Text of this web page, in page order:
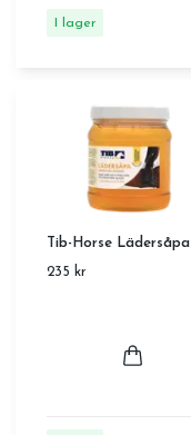
I lager
Tib-Horse Lädersåpa
235 kr